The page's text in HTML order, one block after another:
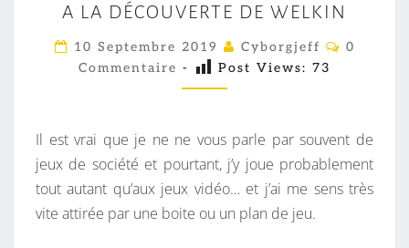
L
A
D
É
O
U
V
E
A LA DÉCOUVERTE DE WELKIN
10 Septembre 2019 Cyborgjeff
C
A
I
R
E
0
Commentaire - Post Views: 73
Il est vrai que je ne ne vous parle par souvent de
jeux de société et pourtant, j’y joue probablement
tout autant qu’aux jeux vidéo… et j’ai me sens très
vite attirée par une boite ou un plan de jeu.